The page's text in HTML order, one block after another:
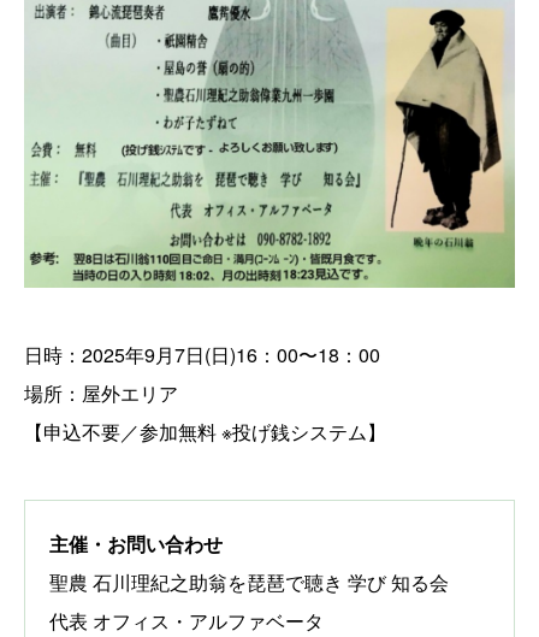
日時：2025年9月7日(日)16：00〜18：00
場所：屋外エリア
【申込不要／参加無料 ※投げ銭システム】
主催・お問い合わせ
聖農 石川理紀之助翁を琵琶で聴き 学び 知る会
代表 オフィス・アルファベータ